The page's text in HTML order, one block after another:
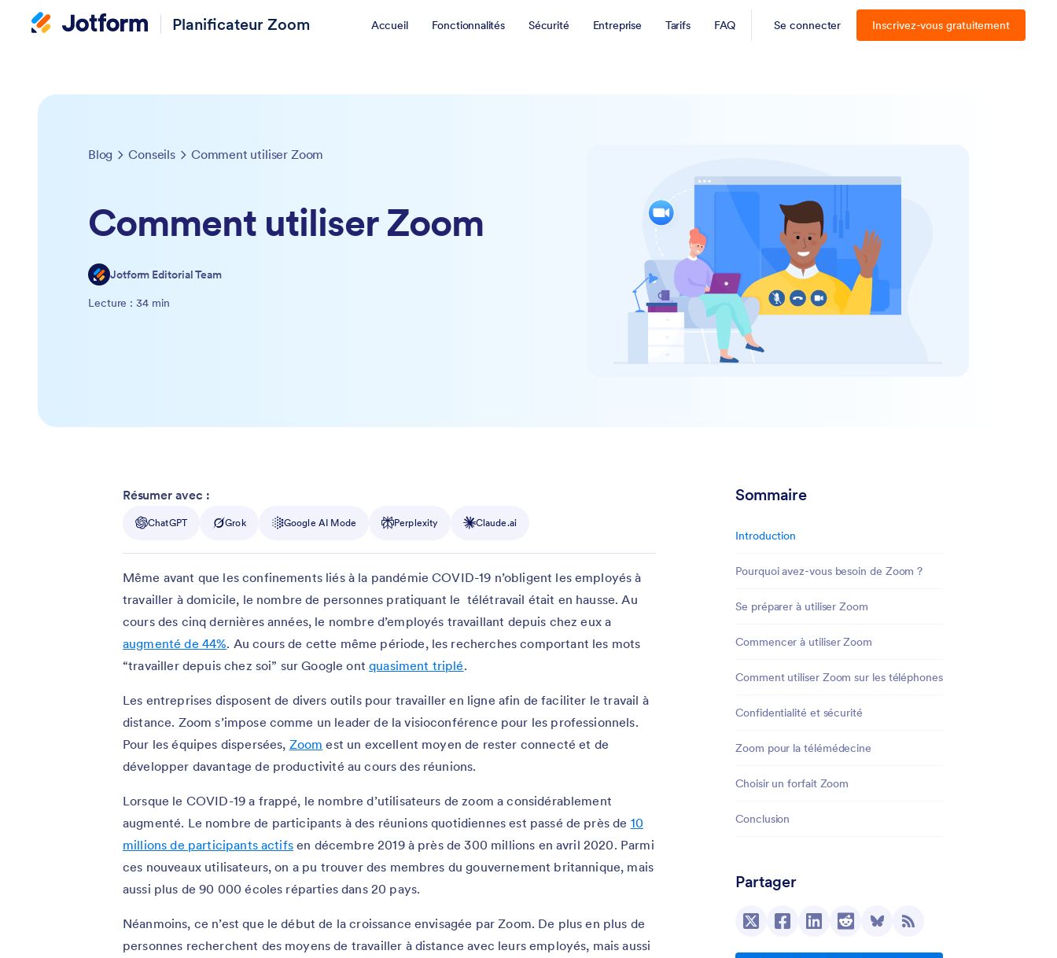
Planificateur Zoom Accueil Fonctionnalités Sécurité Entreprise Tarifs FAQ Se connecter Inscrivez-vous gratuitement
Blog Conseils Comment utiliser Zoom
Comment utiliser Zoom
Jotform Editorial Team
Lecture : 34 min
Sommaire
Introduction
Pourquoi avez-vous besoin de Zoom ?
Se préparer à utiliser Zoom
Commencer à utiliser Zoom
Comment utiliser Zoom sur les téléphones
Confidentialité et sécurité
Zoom pour la télémédecine
Choisir un forfait Zoom
Conclusion
Partager
Résumer avec :
ChatGPT Grok Google AI Mode Perplexity Claude.ai
Même avant que les confinements liés à la pandémie COVID-19 n’obligent les employés à
travailler à domicile, le nombre de personnes pratiquant le télétravail était en hausse. Au
cours des cinq dernières années, le nombre d’employés travaillant depuis chez eux a
augmenté de 44%. Au cours de cette même période, les recherches comportant les mots
“travailler depuis chez soi” sur Google ontquasiment triplé.
Les entreprises disposent de divers outils pour travailler en ligne afin de faciliter le travail à
distance. Zoom s’impose comme un leader de la visioconférence pour les professionnels.
Pour les équipes dispersées, Zoom est un excellent moyen de rester connecté et de
développer davantage de productivité au cours des réunions.
Lorsque le COVID-19 a frappé, le nombre d’utilisateurs de zoom a considérablement
augmenté. Le nombre de participants à des réunions quotidiennes est passé de près de 10
millions de participants actifsen décembre 2019 à près de 300 millions en avril 2020. Parmi
ces nouveaux utilisateurs, on a pu trouver des membres du gouvernement britannique, mais
aussi plus de 90 000 écoles réparties dans 20 pays.
Néanmoins, ce n’est que le début de la croissance envisagée par Zoom. De plus en plus de
personnes recherchent des moyens de travailler à distance avec leurs employés, mais aussi